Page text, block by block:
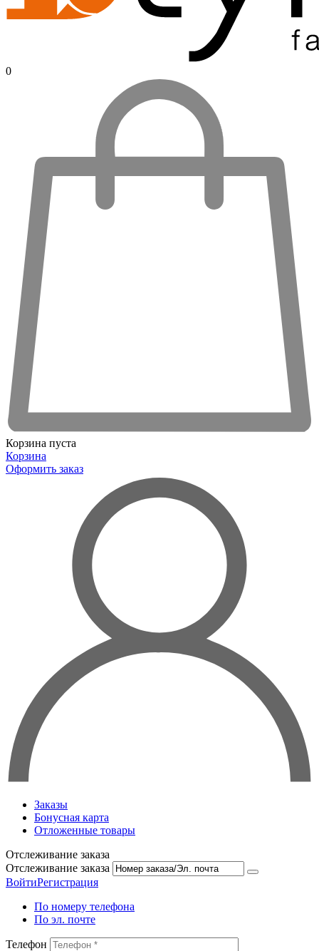
0
Корзина пуста
Корзина
Оформить заказ
Заказы
Бонусная карта
Отложенные товары
Отслеживание заказа
Отслеживание заказа
ВойтиРегистрация
По номеру телефона
По эл. почте
Телефон